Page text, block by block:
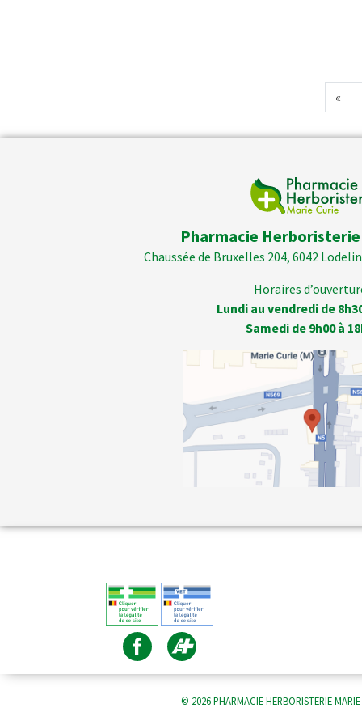
«
Pharmacie
Chaussée de Bruxelles 204, 6042
Horaires
Lundi au vendredi de
Samedi de 9h00 à
© 2026 PHARMACIE HERBORISTERIE